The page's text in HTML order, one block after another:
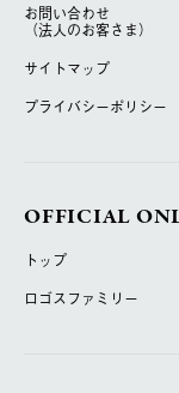
お問い合わせ
（法人のお客さま）
サイトマップ
プライバシーポリシー
OFFICIAL
トップ
ロゴスファミリー